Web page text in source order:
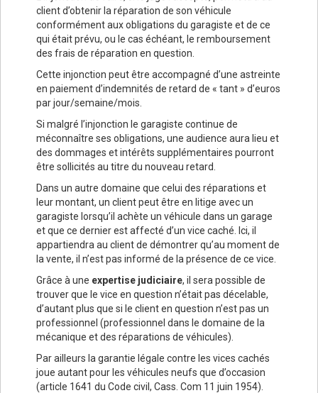
client d’obtenir la réparation de son véhicule
conformément aux obligations du garagiste et de ce
qui était prévu, ou le cas échéant, le remboursement
des frais de réparation en question.
Cette injonction peut être accompagné d’une astreinte
en paiement d’indemnités de retard de « tant » d’euros
par jour/semaine/mois.
Si malgré l’injonction le garagiste continue de
méconnaître ses obligations, une audience aura lieu et
des dommages et intérêts supplémentaires pourront
être sollicités au titre du nouveau retard.
Dans un autre domaine que celui des réparations et
leur montant, un client peut être en litige avec un
garagiste lorsqu’il achète un véhicule dans un garage
et que ce dernier est affecté d’un vice caché. Ici, il
appartiendra au client de démontrer qu’au moment de
la vente, il n’est pas informé de la présence de ce vice.
Grâce à une expertise judiciaire, il sera possible de
trouver que le vice en question n’était pas décelable,
d’autant plus que si le client en question n’est pas un
professionnel (professionnel dans le domaine de la
mécanique et des réparations de véhicules).
Par ailleurs la garantie légale contre les vices cachés
joue autant pour les véhicules neufs que d’occasion
(article 1641 du Code civil, Cass. Com 11 juin 1954).